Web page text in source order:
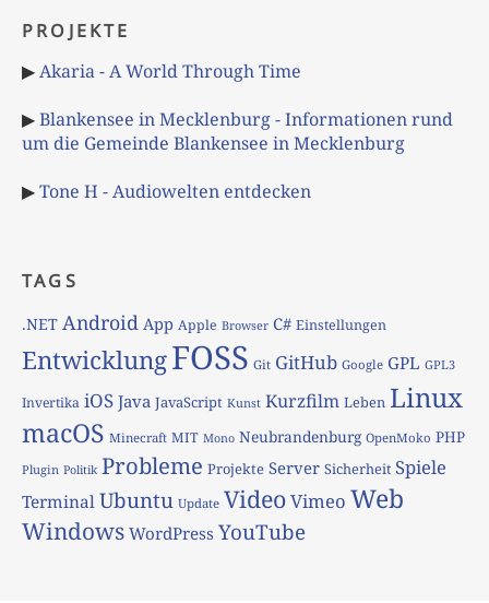
PROJEKTE
▶Akaria - A World Through Time
▶Blankensee in Mecklenburg - Informationen rund
um die Gemeinde Blankensee in Mecklenburg
▶Tone H - Audiowelten entdecken
TAGS
.NET Android App Apple Browser C# Einstellungen
EntwicklungFOSS Git GitHub Google GPL GPL3
Invertika iOS Java JavaScript Kunst Kurzfilm Leben Linux
macOS Minecraft MIT Mono Neubrandenburg OpenMoko PHP
Plugin Politik Probleme Projekte Server Sicherheit Spiele
TerminalUbuntu Update VideoVimeo Web
Windows WordPress YouTube